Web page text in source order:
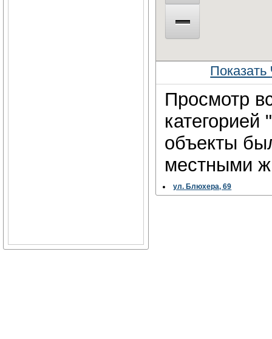
Показать
Просмотр
объекты
местными
ул. Блюхера, 69